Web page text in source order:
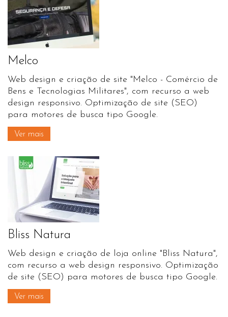
Melco
Web design e criação de site "Melco - Comércio de
Bens e Tecnologias Militares", com recurso a web
design responsivo. Optimização de site (SEO)
para motores de busca tipo Google.
Ver mais
Bliss Natura
Web design e criação de loja online "Bliss Natura",
com recurso a web design responsivo. Optimização
de site (SEO) para motores de busca tipo Google.
Ver mais